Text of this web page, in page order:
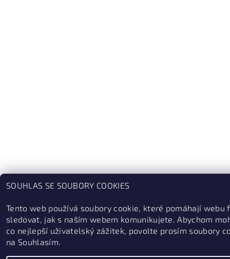
SOUHLAS SE SOUBORY COOKIES
Tento web používá soubory cookie, které pomáhají webu
sledovat, jak s naším webem komunikujete. Abychom
co nejlepší uživatelský zážitek, povolte prosím soubory
na Souhlasím.